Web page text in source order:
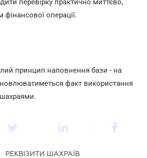
перевірку практично миттєво,
операції.
принцип наповнення бази - на
факт використання
/ РЕКВІЗИТИ ШАХРАЇВ